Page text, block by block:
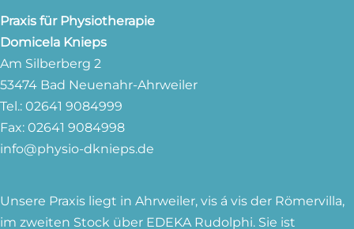
Praxis für Physiotherapie
Domicela Knieps
Am Silberberg 2
53474 Bad Neuenahr-Ahrweiler
Tel.: 02641 9084999
Fax: 02641 9084998
info@physio-dknieps.de
Unsere Praxis liegt in Ahrweiler, vis á vis der Römervilla,
im zweiten Stock über EDEKA Rudolphi. Sie ist